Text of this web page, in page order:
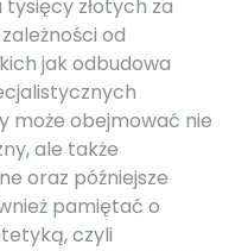
złotych za
od
jak odbudowa
może obejmować nie
ale także
oraz późniejsze
pamiętać o
czyli